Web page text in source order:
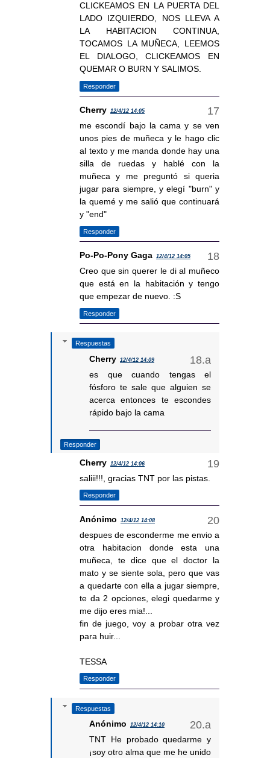
CLICKEAMOS EN LA PUERTA DEL
LADO IZQUIERDO, NOS LLEVA A
LA HABITACION CONTINUA,
TOCAMOS LA MUÑECA, LEEMOS
EL DIALOGO, CLICKEAMOS EN
QUEMAR O BURN Y SALIMOS.
Responder
Cherry 12/4/12 14:05
me escondí bajo la cama y se ven
unos pies de muñeca y le hago clic
al texto y me manda donde hay una
silla de ruedas y hablé con la
muñeca y me preguntó si queria
jugar para siempre, y elegí "burn" y
la quemé y me salió que continuará
y "end"
Responder
Po-Po-Pony Gaga 12/4/12 14:05
Creo que sin querer le di al muñeco
que está en la habitación y tengo
que empezar de nuevo. :S
Responder
Respuestas
Cherry 12/4/12 14:09
es que cuando tengas el
fósforo te sale que alguien se
acerca entonces te escondes
rápido bajo la cama
Responder
Cherry 12/4/12 14:06
saliii!!!, gracias TNT por las pistas.
Responder
Anónimo 12/4/12 14:08
despues de esconderme me envio a
otra habitacion donde esta una
muñeca, te dice que el doctor la
mato y se siente sola, pero que vas
a quedarte con ella a jugar siempre,
te da 2 opciones, elegi quedarme y
me dijo eres mia!...
fin de juego, voy a probar otra vez
para huir...
TESSA
Responder
Respuestas
Anónimo 12/4/12 14:10
TNT He probado quedarme y
¡soy otro alma que me he unido